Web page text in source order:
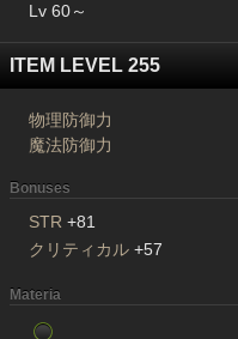
Lv 60～
ITEM LEVEL 255
物理防御力
魔法防御力
Bonuses
STR +81
クリティカル +57
Materia